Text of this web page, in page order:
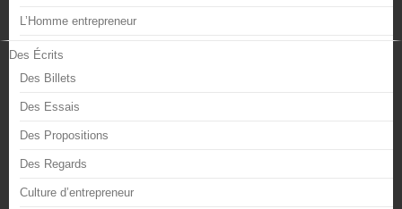
L’Homme entrepreneur
Des Écrits
Des Billets
Des Essais
Des Propositions
Des Regards
Culture d’entrepreneur